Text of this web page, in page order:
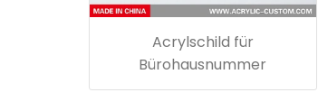
Acrylschild für
Bürohausnummer